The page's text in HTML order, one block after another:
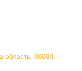
область, 36000,